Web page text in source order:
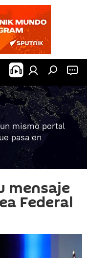
mismo portal
pasa en
mensaje
Federal